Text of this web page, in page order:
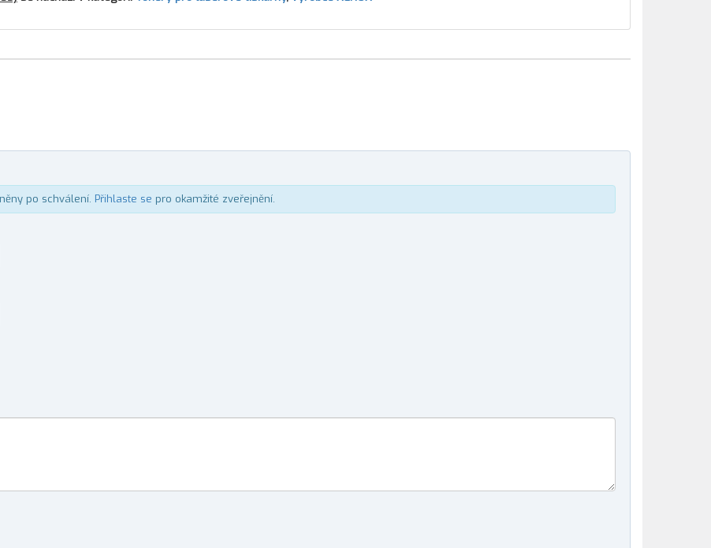
po schválení. Přihlaste se pro okamžité zveřejnění.